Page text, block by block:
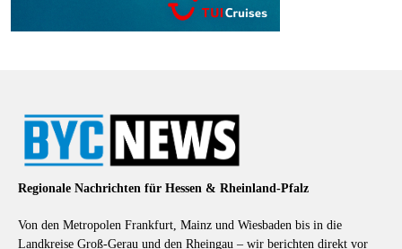
Regionale Nachrichten für Hessen & Rheinland-Pfalz
Von den Metropolen Frankfurt, Mainz und Wiesbaden bis in die
Landkreise Groß-Gerau und den Rheingau – wir berichten direkt vor